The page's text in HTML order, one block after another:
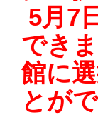
5月7
でき
館に
とが